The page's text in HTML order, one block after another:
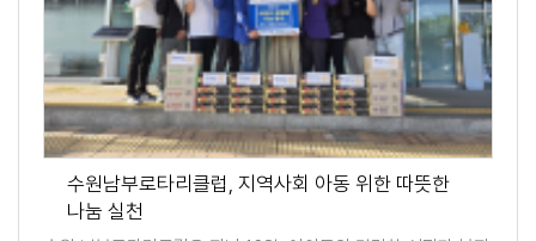
수원남부로타리클럽, 지역사회 아동 위한 따뜻한
나눔 실천